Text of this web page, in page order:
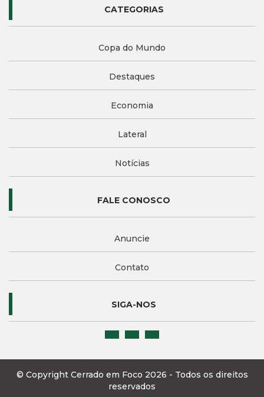
CATEGORIAS
Copa do Mundo
Destaques
Economia
Lateral
Notícias
FALE CONOSCO
Anuncie
Contato
SIGA-NOS
© Copyright Cerrado em Foco 2026 - Todos os direitos
reservados